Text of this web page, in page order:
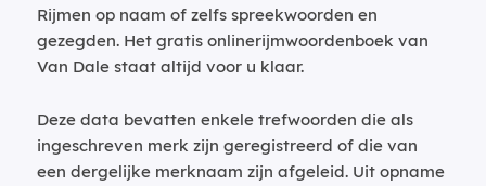
Rijmen op naam of zelfs spreekwoorden en
gezegden. Het gratis onlinerijmwoordenboek van
Van Dale staat altijd voor u klaar.
Deze data bevatten enkele trefwoorden die als
ingeschreven merk zijn geregistreerd of die van
een dergelijke merknaam zijn afgeleid. Uit opname